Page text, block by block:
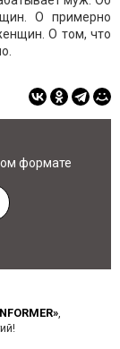
О примерно
О том, что
формате
,